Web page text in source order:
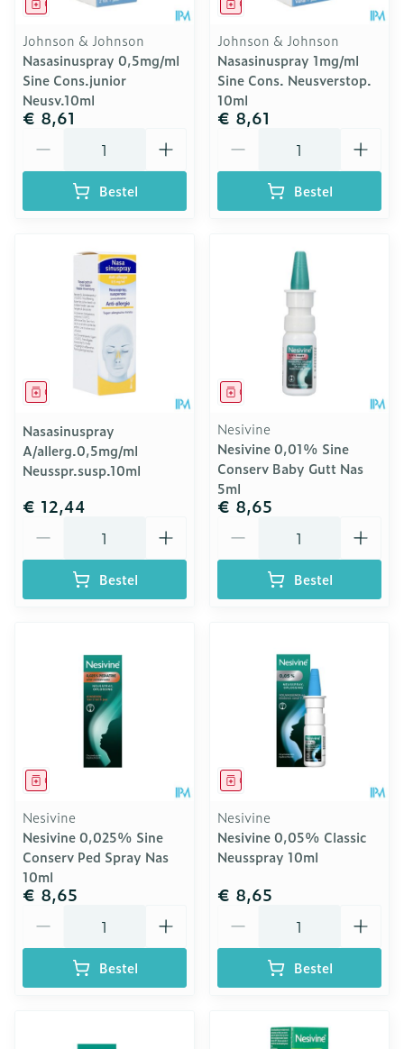
Geneesmiddel
Johnson & Johnson
Nasasinuspray 0,5mg/ml
Sine Cons.junior
Neusv.10ml
€ 8,61
Bestel
Geneesmiddel
Johnson & Johnson
Nasasinuspray 1mg/ml
Sine Cons. Neusverstop.
10ml
€ 8,61
Bestel
Geneesmiddel
Nasasinuspray
A/allerg.0,5mg/ml
Neusspr.susp.10ml
€ 12,44
Bestel
Geneesmiddel
Nesivine
Nesivine 0,01% Sine
Conserv Baby Gutt Nas
5ml
€ 8,65
Bestel
Geneesmiddel
Nesivine
Nesivine 0,025% Sine
Conserv Ped Spray Nas
10ml
€ 8,65
Bestel
Geneesmiddel
Nesivine
Nesivine 0,05% Classic
Neusspray 10ml
€ 8,65
Bestel